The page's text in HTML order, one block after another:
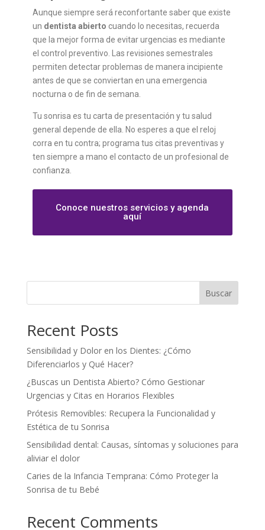
Aunque siempre será reconfortante saber que existe
un dentista abierto cuando lo necesitas, recuerda
que la mejor forma de evitar urgencias es mediante
el control preventivo. Las revisiones semestrales
permiten detectar problemas de manera incipiente
antes de que se conviertan en una emergencia
nocturna o de fin de semana.
Tu sonrisa es tu carta de presentación y tu salud
general depende de ella. No esperes a que el reloj
corra en tu contra; programa tus citas preventivas y
ten siempre a mano el contacto de un profesional de
confianza.
Conoce nuestros servicios y agenda
aquí
Buscar
Recent Posts
Sensibilidad y Dolor en los Dientes: ¿Cómo
Diferenciarlos y Qué Hacer?
¿Buscas un Dentista Abierto? Cómo Gestionar
Urgencias y Citas en Horarios Flexibles
Prótesis Removibles: Recupera la Funcionalidad y
Estética de tu Sonrisa
Sensibilidad dental: Causas, síntomas y soluciones para
aliviar el dolor
Caries de la Infancia Temprana: Cómo Proteger la
Sonrisa de tu Bebé
Recent Comments